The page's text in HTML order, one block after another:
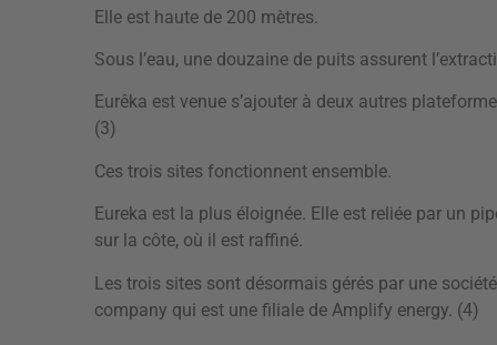
Elle est haute de 200 mètres.
Sous l’eau, une douzaine de puits assurent
Eurêka est venue s’ajouter à deux autres
(3)
Ces trois sites fonctionnent ensemble.
Eureka est la plus éloignée. Elle est reliée par un
sur la côte, où il est raffiné.
Les trois sites sont désormais gérés par une
company qui est une filiale de Amplify energy. (4)